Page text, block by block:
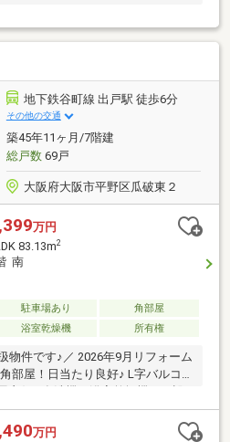
地下鉄谷町線 出戸駅 徒歩6分
その他の交通
築45年11ヶ月/7階建
総戸数69戸
大阪府大阪市平野区瓜破東２
万円
83.13m2
南
駐車場あり
角部屋
浴室乾燥機 所有権
物件です♪／ 2026年9月リフォーム
部屋！日当たり良好♪ L字バルコ
良好♪ 食洗機・浴室乾燥機など設
効果のある和室！
万円